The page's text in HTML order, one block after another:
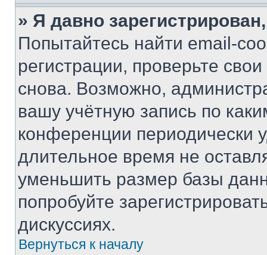
» Я давно
Попытайтесь найти email-
регистрации, проверьте
снова. Возможно,
вашу учётную запись по
конференции периодически
длительное время не
уменьшить размер базы
попробуйте
дискуссиях.
Вернуться к началу